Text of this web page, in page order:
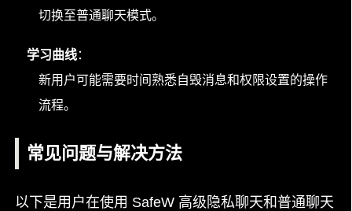
切换至普通聊天模式。
学习曲线：
新用户可能需要时间熟悉自毁消息和权限设置的操作
流程。
常见问题与解决方法
以下是用户在使用 SafeW 高级隐私聊天和普通聊天